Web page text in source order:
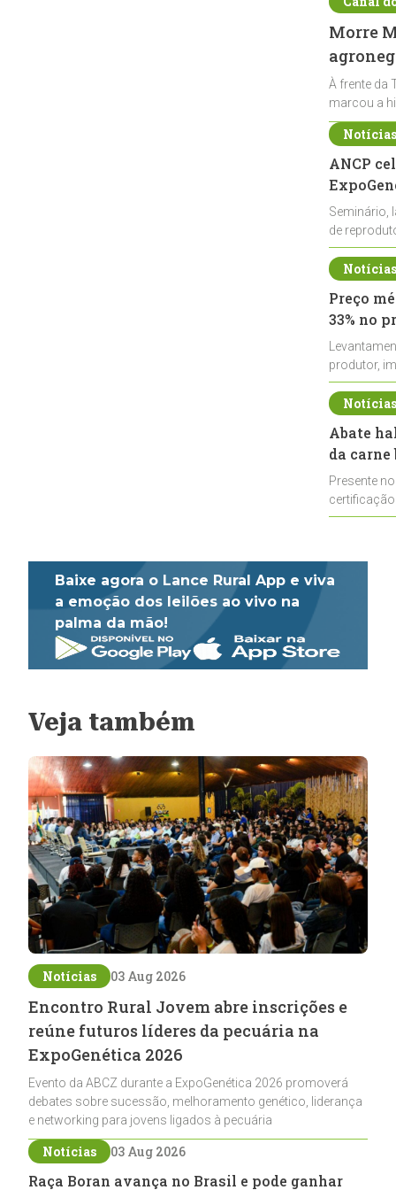
Morre
À frente da
marcou a
ANCP
Seminário,
de
durante a
Preço
33% no
produtor,
de leite cru
Abate
da
Presente
Baixe agora o Lance Rural App e viva
a emoção dos leilões ao vivo na
palma da mão!
Veja também
Notícias 03 Aug 2026
Encontro Rural Jovem abre inscrições e
reúne futuros líderes da pecuária na
ExpoGenética 2026
Evento da ABCZ durante a ExpoGenética 2026 promoverá
debates sobre sucessão, melhoramento genético, liderança
e networking para jovens ligados à pecuária
Notícias 03 Aug 2026
Raça Boran avança no Brasil e pode ganhar